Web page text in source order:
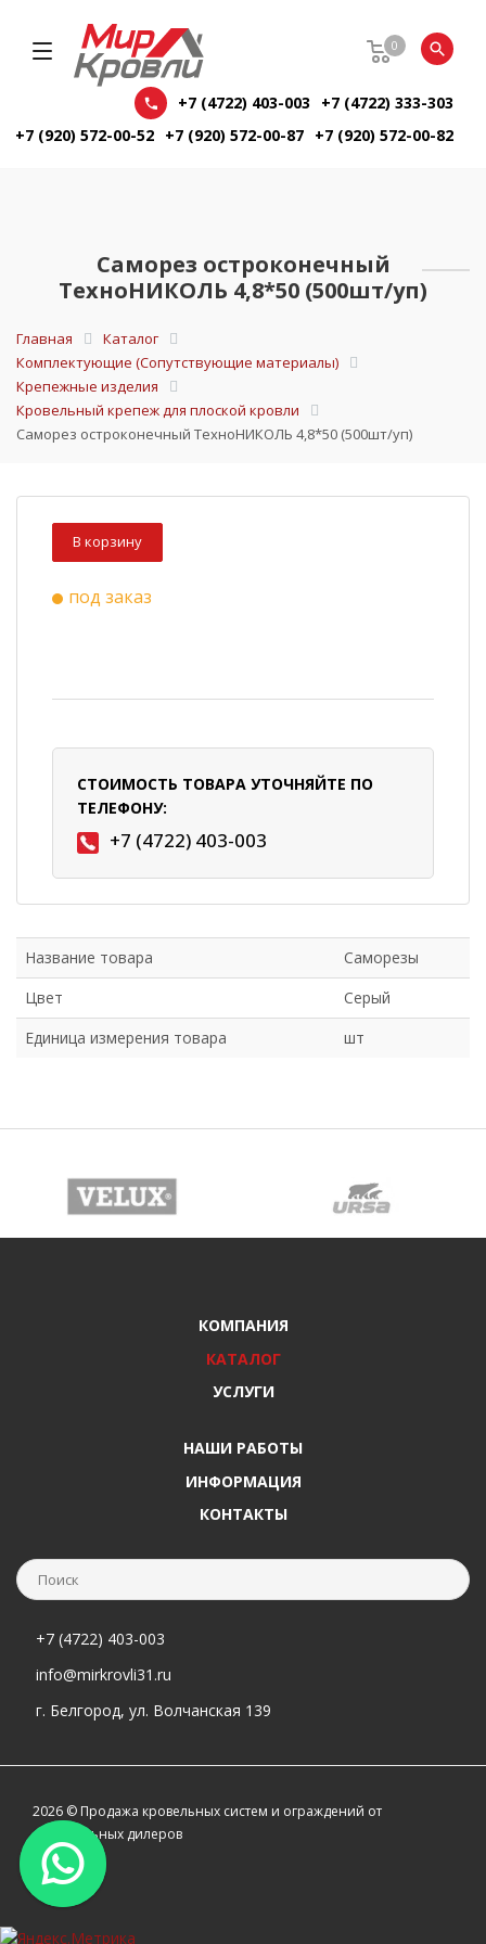
0
+7 (4722) 403-003
+7 (4722) 333-303
+7 (920) 572-00-52 +7 (920) 572-00-87 +7 (920) 572-00-82
Саморез остроконечный
ТехноНИКОЛЬ 4,8*50 (500шт/уп)
Главная
Каталог
Комплектующие (Сопутствующие материалы)
Крепежные изделия
Кровельный крепеж для плоской кровли
Саморез остроконечный ТехноНИКОЛЬ 4,8*50 (500шт/уп)
В корзину
под заказ
СТОИМОСТЬ ТОВАРА УТОЧНЯЙТЕ ПО
ТЕЛЕФОНУ:
+7 (4722) 403-003
Название товара
Саморезы
Цвет
Серый
Единица измерения товара
шт
КОМПАНИЯ
КАТАЛОГ
УСЛУГИ
НАШИ РАБОТЫ
ИНФОРМАЦИЯ
КОНТАКТЫ
+7 (4722) 403-003
info@mirkrovli31.ru
г. Белгород, ул. Волчанская 139
2026 © Продажа кровельных систем и ограждений от
официальных дилеров